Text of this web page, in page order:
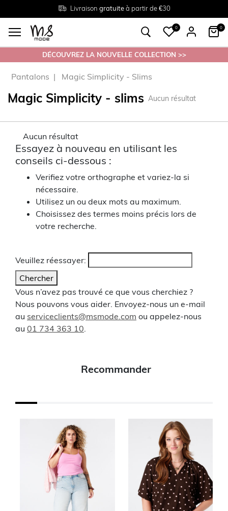
Livraison gratuiteà partir de €30
Tailles du38 au 54
Retourgratuit en magasin
0 0
DÉCOUVREZ LA NOUVELLE COLLECTION >>
Pantalons Magic Simplicity - Slims
Magic Simplicity - slims Aucun résultat
Aucun résultat
Essayez à nouveau en utilisant les
conseils ci-dessous :
Verifiez votre orthographe et variez-la si
nécessaire.
Utilisez un ou deux mots au maximum.
Choisissez des termes moins précis lors de
votre recherche.
Veuillez réessayer:
Chercher
Vous n’avez pas trouvé ce que vous cherchiez ?
Nous pouvons vous aider. Envoyez-nous un e-mail
au serviceclients@msmode.com ou appelez-nous
au 01 734 363 10
Recommander